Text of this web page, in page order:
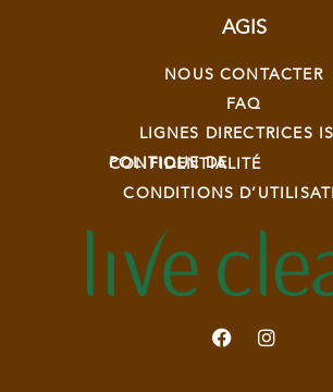
AGIS
NOUS CONTACTER
FAQ
LIGNES DIRECTRICES
POLITIQUE DE CONFIDENTIALITÉ
CONDITIONS